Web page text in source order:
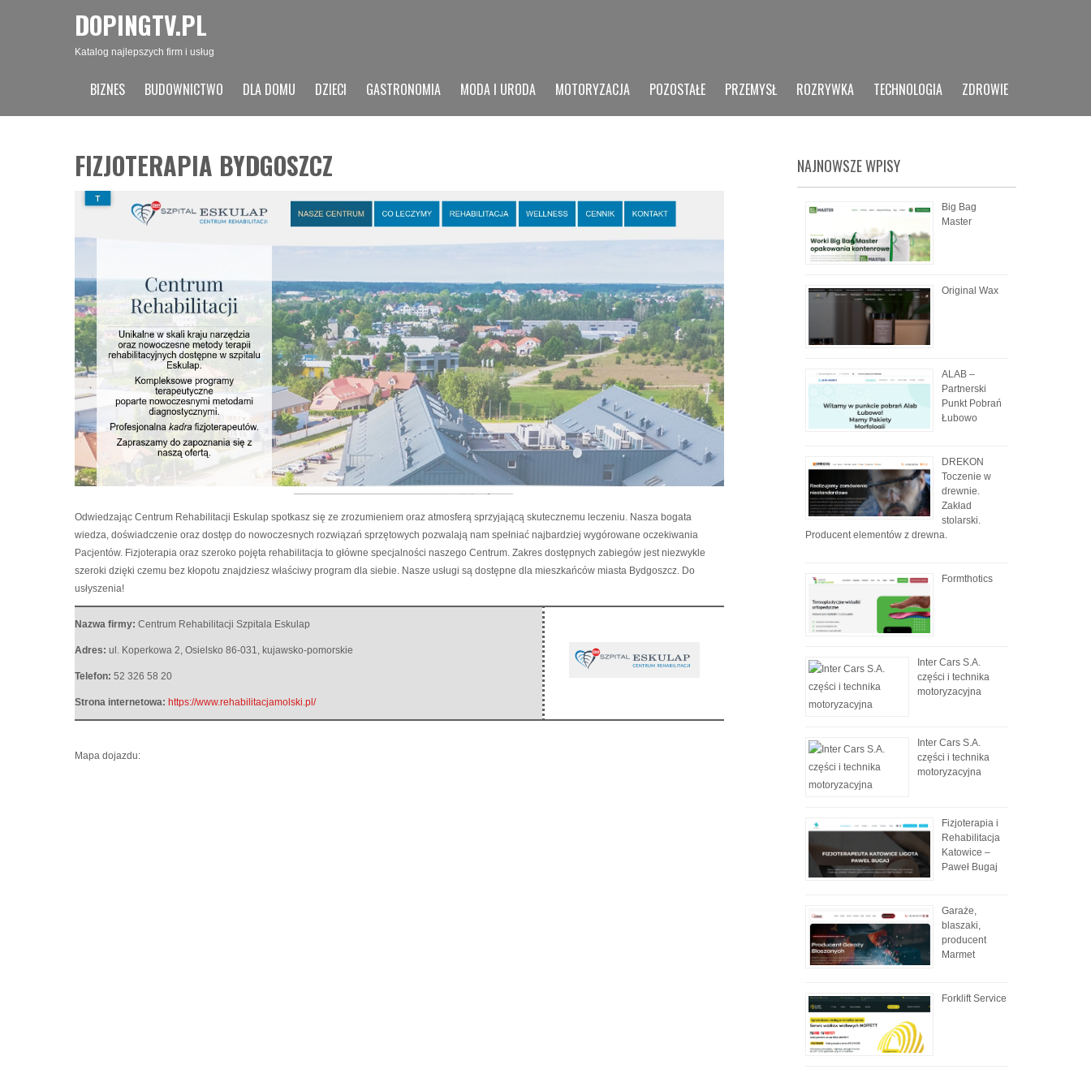
DOPINGTV.PL
Katalog najlepszych firm i usług
BIZNES BUDOWNICTWO DLA DOMU DZIECI GASTRONOMIA MODA I URODA MOTORYZACJA POZOSTAŁE PRZEMYSŁ ROZRYWKA TECHNOLOGIA ZDROWIE
FIZJOTERAPIA BYDGOSZCZ
Odwiedzając Centrum Rehabilitacji Eskulap spotkasz się ze zrozumieniem oraz atmosferą sprzyjającą skutecznemu leczeniu. Nasza bogata
wiedza, doświadczenie oraz dostęp do nowoczesnych rozwiązań sprzętowych pozwalają nam spełniać najbardziej wygórowane oczekiwania
Pacjentów. Fizjoterapia oraz szeroko pojęta rehabilitacja to główne specjalności naszego Centrum. Zakres dostępnych zabiegów jest niezwykle
szeroki dzięki czemu bez kłopotu znajdziesz właściwy program dla siebie. Nasze usługi są dostępne dla mieszkańców miasta Bydgoszcz. Do
usłyszenia!
Nazwa firmy: Centrum Rehabilitacji Szpitala Eskulap
Adres: ul. Koperkowa 2, Osielsko 86-031, kujawsko-pomorskie
Telefon: 52 326 58 20
Strona internetowa: https://www.rehabilitacjamolski.pl/
Mapa dojazdu:
NAJNOWSZE WPISY
Big Bag
Master
Original Wax
ALAB –
Partnerski
Punkt Pobrań
Łubowo
DREKON
Toczenie w
drewnie.
Zakład
stolarski.
Producent elementów z drewna.
Formthotics
Inter Cars S.A.
części i technika
motoryzacyjna
Inter Cars S.A.
części i technika
motoryzacyjna
Fizjoterapia i
Rehabilitacja
Katowice –
Paweł Bugaj
Garaże,
blaszaki,
producent
Marmet
Forklift Service